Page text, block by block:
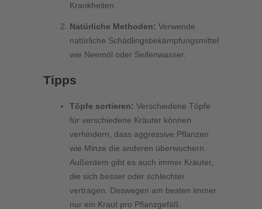
Krankheiten.
Natürliche Methoden: Verwende
natürliche Schädlingsbekämpfungsmittel
wie Neemöl oder Seifenwasser.
Tipps
Töpfe sortieren: Verschiedene Töpfe
für verschiedene Kräuter können
verhindern, dass aggressive Pflanzen
wie Minze die anderen überwuchern.
Außerdem gibt es auch immer Kräuter,
die sich besser oder schlechter
vertragen. Deswegen am besten immer
nur ein Kraut pro Pflanzgefäß.